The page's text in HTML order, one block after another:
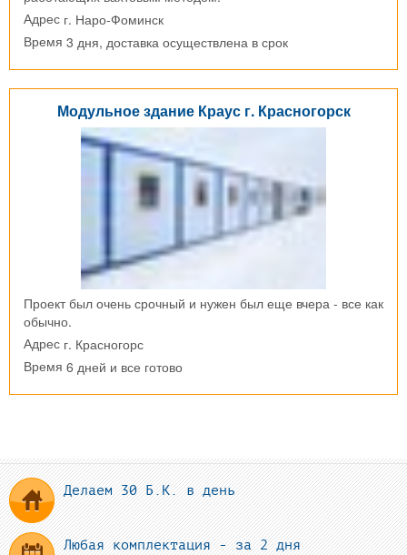
Адрес г. Наро-Фоминск
Время 3 дня, доставка осуществлена в срок
Модульное здание Краус г. Красногорск
Проект был очень срочный и нужен был еще вчера - все как
обычно.
Адрес г. Красногорс
Время 6 дней и все готово
Делаем 30 Б.К. в день
Любая комплектация - за 2 дня